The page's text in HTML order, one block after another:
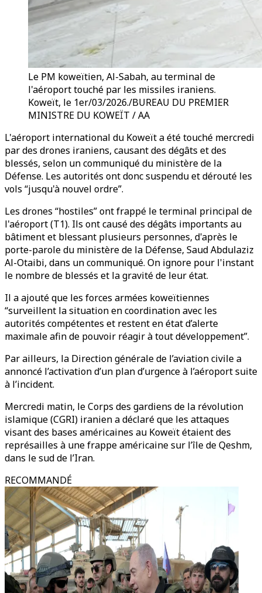
Le PM koweïtien, Al-Sabah, au terminal de
l'aéroport touché par les missiles iraniens.
Koweït, le 1er/03/2026./BUREAU DU PREMIER
MINISTRE DU KOWEÏT / AA
L'aéroport international du Koweït a été touché mercredi
par des drones iraniens, causant des dégâts et des
blessés, selon un communiqué du ministère de la
Défense. Les autorités ont donc suspendu et dérouté les
vols “jusqu'à nouvel ordre”.
Les drones “hostiles” ont frappé le terminal principal de
l'aéroport (T1). Ils ont causé des dégâts importants au
bâtiment et blessant plusieurs personnes, d'après le
porte-parole du ministère de la Défense, Saud Abdulaziz
Al-Otaibi, dans un communiqué. On ignore pour l'instant
le nombre de blessés et la gravité de leur état.
Il a ajouté que les forces armées koweïtiennes
“surveillent la situation en coordination avec les
autorités compétentes et restent en état d’alerte
maximale afin de pouvoir réagir à tout développement”.
Par ailleurs, la Direction générale de l’aviation civile a
annoncé l’activation d’un plan d’urgence à l’aéroport suite
à l’incident.
Mercredi matin, le Corps des gardiens de la révolution
islamique (CGRI) iranien a déclaré que les attaques
visant des bases américaines au Koweït étaient des
représailles à une frappe américaine sur l’île de Qeshm,
dans le sud de l’Iran.
RECOMMANDÉ